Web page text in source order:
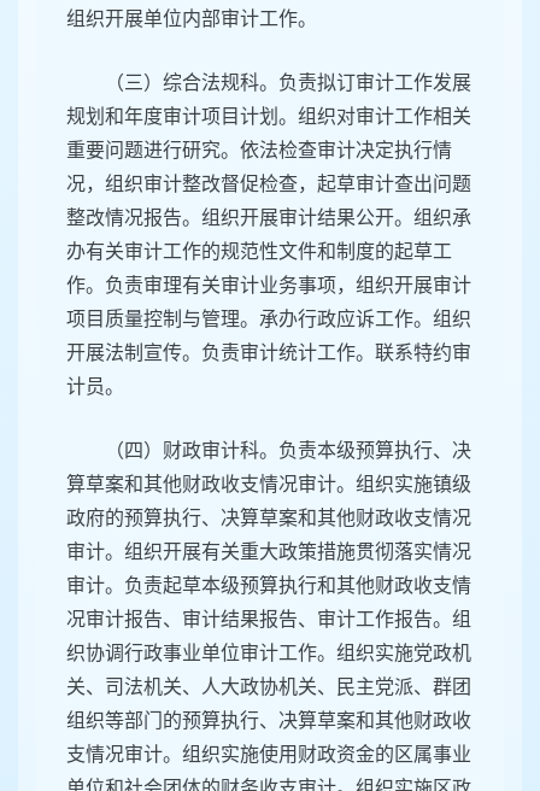
组织开展单位内部审计工作。
（三）综合法规科。负责拟订审计工作发展
规划和年度审计项目计划。组织对审计工作相关
重要问题进行研究。依法检查审计决定执行情
况，组织审计整改督促检查，起草审计查出问题
整改情况报告。组织开展审计结果公开。组织承
办有关审计工作的规范性文件和制度的起草工
作。负责审理有关审计业务事项，组织开展审计
项目质量控制与管理。承办行政应诉工作。组织
开展法制宣传。负责审计统计工作。联系特约审
计员。
（四）财政审计科。负责本级预算执行、决
算草案和其他财政收支情况审计。组织实施镇级
政府的预算执行、决算草案和其他财政收支情况
审计。组织开展有关重大政策措施贯彻落实情况
审计。负责起草本级预算执行和其他财政收支情
况审计报告、审计结果报告、审计工作报告。组
织协调行政事业单位审计工作。组织实施党政机
关、司法机关、人大政协机关、民主党派、群团
组织等部门的预算执行、决算草案和其他财政收
支情况审计。组织实施使用财政资金的区属事业